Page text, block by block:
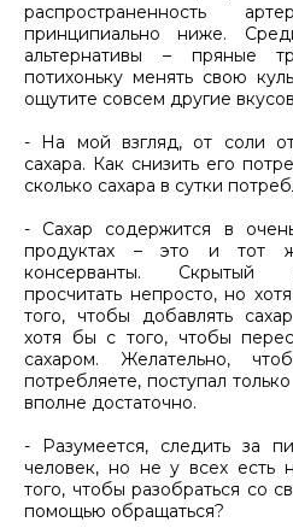
распространенность
принципиально ниже.
альтернативы – пряные
потихоньку менять свою
ощутите совсем другие
- На мой взгляд, от соли
сахара. Как снизить его
сколько сахара в сутки
- Сахар содержится в
продуктах – это и тот
консерванты. Скрытый
просчитать непросто, но
того, чтобы добавлять
хотя бы с того, чтобы
сахаром. Желательно,
потребляете, поступал
вполне достаточно.
- Разумеется, следить за
человек, но не у всех есть
того, чтобы разобраться со
помощью обращаться?